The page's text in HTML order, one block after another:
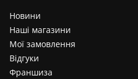
Новини
Наші магазини
Мої замовлення
Відгуки
Франшиза